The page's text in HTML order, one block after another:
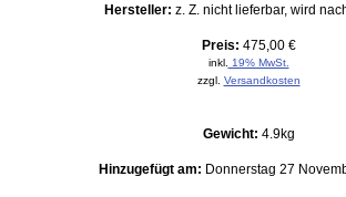
Hersteller: z. Z. nicht lieferbar, wird
Preis: 475,00 €
inkl.
19% MwSt.
zzgl. Versandkosten
Gewicht: 4.9kg
Hinzugefügt am: Donnerstag 27